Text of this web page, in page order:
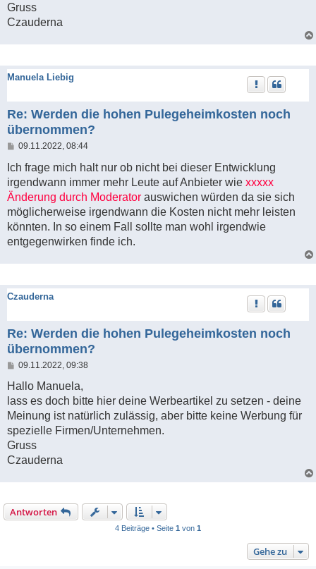
Gruss
Czauderna
Manuela Liebig
Re: Werden die hohen Pulegeheimkosten noch
übernommen?
B
i
r
a
09.11.2022, 08:44
Ich frage mich halt nur ob nicht bei dieser Entwicklung
irgendwann immer mehr Leute auf Anbieter wie xxxxx
Änderung durch Moderator auswichen würden da sie sich
möglicherweise irgendwann die Kosten nicht mehr leisten
könnten. In so einem Fall sollte man wohl irgendwie
entgegenwirken finde ich.
Czauderna
Re: Werden die hohen Pulegeheimkosten noch
übernommen?
B
i
r
a
09.11.2022, 09:38
Hallo Manuela,
lass es doch bitte hier deine Werbeartikel zu setzen - deine
Meinung ist natürlich zulässig, aber bitte keine Werbung für
spezielle Firmen/Unternehmen.
Gruss
Czauderna
Antworten
4 Beiträge • Seite 1 von 1
Gehe zu